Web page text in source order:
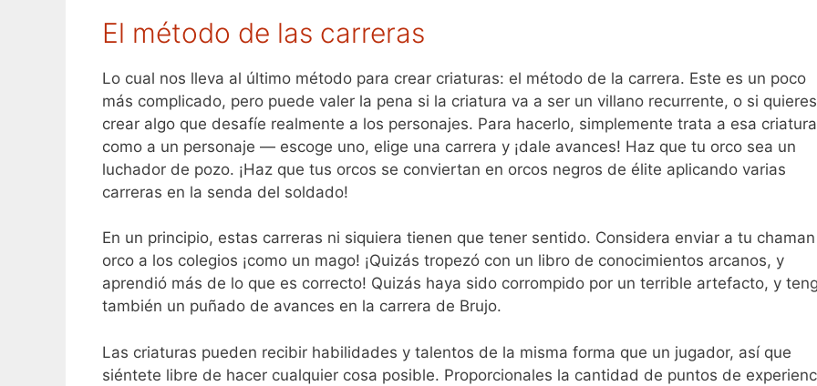
El método de las carreras
Lo cual nos lleva al último método para crear criaturas: el método de la carrera. Este es un poco
más complicado, pero puede valer la pena si la criatura va a ser un villano recurrente, o si quieres
crear algo que desafíe realmente a los personajes. Para hacerlo, simplemente trata a esa criatura
como a un personaje — escoge uno, elige una carrera y ¡dale avances! Haz que tu orco sea un
luchador de pozo. ¡Haz que tus orcos se conviertan en orcos negros de élite aplicando varias
carreras en la senda del soldado!
En un principio, estas carreras ni siquiera tienen que tener sentido. Considera enviar a tu chaman
orco a los colegios ¡como un mago! ¡Quizás tropezó con un libro de conocimientos arcanos, y
aprendió más de lo que es correcto! Quizás haya sido corrompido por un terrible artefacto, y
también un puñado de avances en la carrera de Brujo.
Las criaturas pueden recibir habilidades y talentos de la misma forma que un jugador, así que
siéntete libre de hacer cualquier cosa posible. Proporcionales la cantidad de puntos de